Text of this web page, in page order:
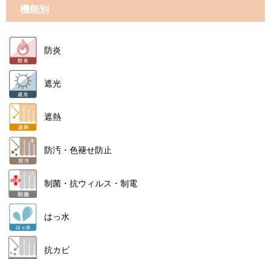
機能別
防炎
遮光
遮熱
防汚・色褪せ防止
制菌・抗ウィルス・制電
はっ水
抗カビ